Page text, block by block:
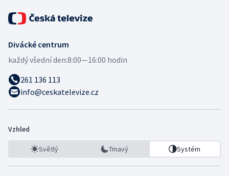
Divácké centrum
každý všední den:8:00—16:00 hodin
261 136 113
info@ceskatelevize.cz
Vzhled
Světlý Tmavý Systém